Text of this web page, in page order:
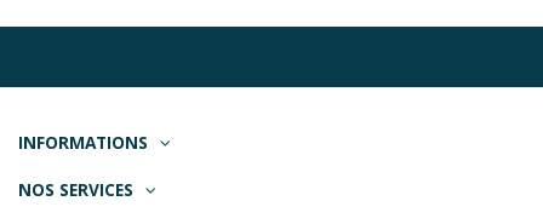
INFORMATIONS
NOS SERVICES